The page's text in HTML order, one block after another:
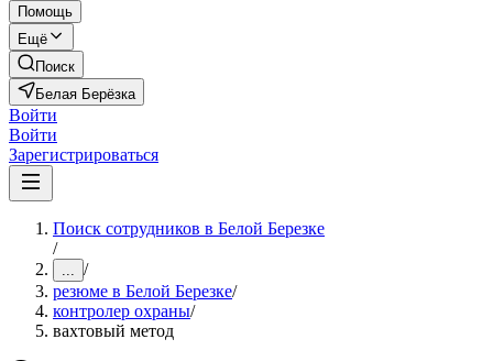
Помощь
Ещё
Поиск
Белая Берёзка
Войти
Войти
Зарегистрироваться
Поиск сотрудников в Белой Березке
/
... /
резюме в Белой Березке/
контролер охраны/
вахтовый метод